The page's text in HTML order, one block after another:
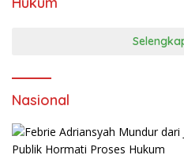
Nasional